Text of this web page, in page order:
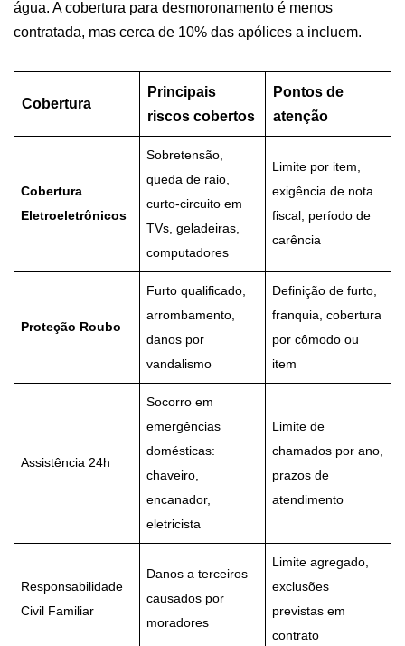
água. A cobertura para desmoronamento é menos
contratada, mas cerca de 10% das apólices a incluem.
Cobertura
Principais
riscos cobertos
Pontos de
atenção
Cobertura
Eletroeletrônicos
Sobretensão,
queda de raio,
curto-circuito em
TVs, geladeiras,
computadores
Limite por item,
exigência de nota
fiscal, período de
carência
Proteção Roubo
Furto qualificado,
arrombamento,
danos por
vandalismo
Definição de furto,
franquia, cobertura
por cômodo ou
item
Assistência 24h
Socorro em
emergências
domésticas:
chaveiro,
encanador,
eletricista
Limite de
chamados por ano,
prazos de
atendimento
Responsabilidade
Civil Familiar
Danos a terceiros
causados por
moradores
Limite agregado,
exclusões
previstas em
contrato